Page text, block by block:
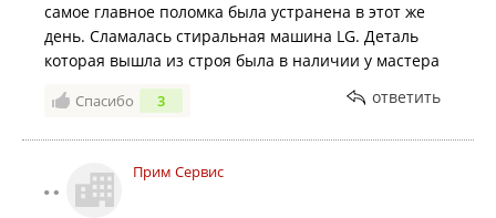
самое главное поломка была устранена в этот же
день. Сламалась стиральная машина LG. Деталь
которая вышла из строя была в наличии у мастера
Спасибо 3 ответить
Прим Сервис